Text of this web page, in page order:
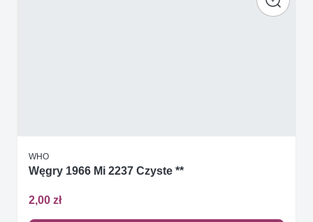
WHO
Węgry 1966 Mi 2237 Czyste **
2,00 zł